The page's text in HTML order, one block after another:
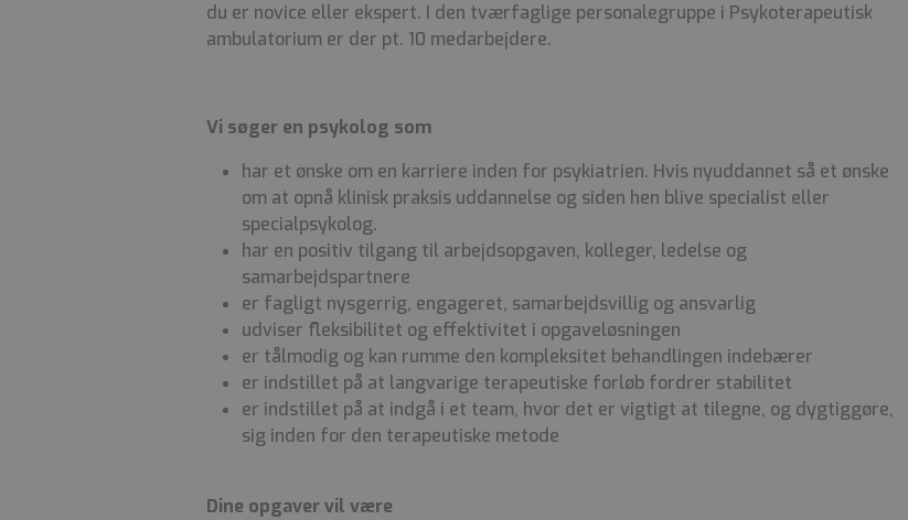
du er novice eller ekspert. I den tværfaglige personalegruppe i Psykoterapeutisk
ambulatorium er der pt. 10 medarbejdere.
Vi søger en psykolog som
har et ønske om en karriere inden for psykiatrien. Hvis nyuddannet så et ønske
om at opnå klinisk praksis uddannelse og siden hen blive specialist eller
specialpsykolog.
har en positiv tilgang til arbejdsopgaven, kolleger, ledelse og
samarbejdspartnere
er fagligt nysgerrig, engageret, samarbejdsvillig og ansvarlig
udviser fleksibilitet og effektivitet i opgaveløsningen
er tålmodig og kan rumme den kompleksitet behandlingen indebærer
er indstillet på at langvarige terapeutiske forløb fordrer stabilitet
er indstillet på at indgå i et team, hvor det er vigtigt at tilegne, og dygtiggøre,
sig inden for den terapeutiske metode
Dine opgaver vil være